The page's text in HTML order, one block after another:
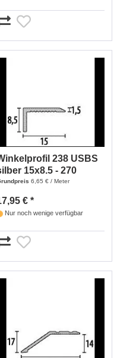
238 USBS
15x8.5 - 270
6,65 € / Meter
€ *
Nur noch wenige verfügbar